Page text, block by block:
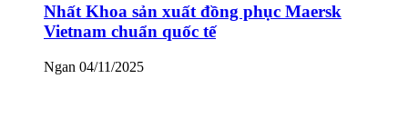
Nhất Khoa sản xuất đồng phục Maersk
Vietnam chuẩn quốc tế
Ngan 04/11/2025